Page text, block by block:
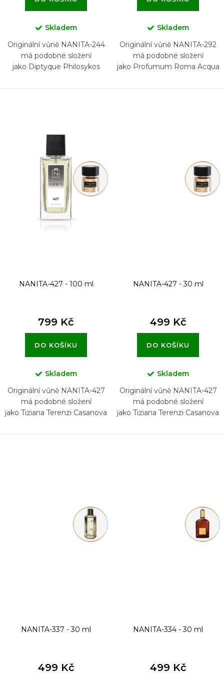
Skladem
Originální vůně NANITA-244
má podobné složení
jako Diptyque Philosykos
Skladem
Originální vůně NANITA-292
má podobné složení
jako Profumum Roma Acqua
NANITA-427 - 100 ml
799 Kč
DO KOŠÍKU
Skladem
Originální vůně NANITA-427
má podobné složení
jako Tiziana Terenzi Casanova
NANITA-427 - 30 ml
499 Kč
DO KOŠÍKU
Skladem
Originální vůně NANITA-427
má podobné složení
jako Tiziana Terenzi Casanova
NANITA-337 - 30 ml
499 Kč
NANITA-334 - 30 ml
499 Kč